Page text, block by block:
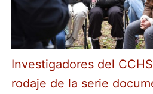
Investigadores del
rodaje de la serie